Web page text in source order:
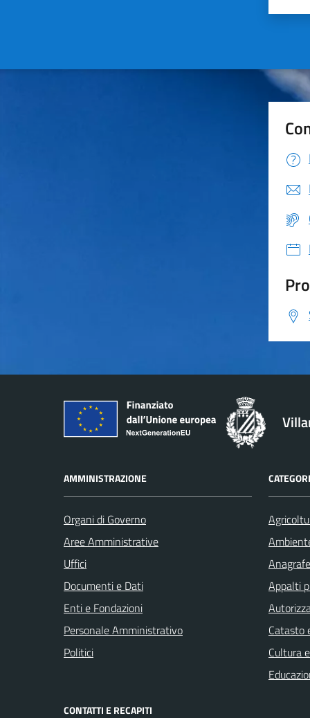
AMMINISTRAZIONE
Organi di Governo
Aree Amministrative
Uffici
Documenti e Dati
Enti e Fondazioni
Personale Amministrativo
Politici
Appalti
Catasto
Cultura
CONTATTI E RECAPITI